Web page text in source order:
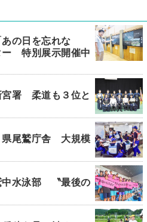
の日を忘れな
特別展示開催中
署 柔道も３位と
尾鷲庁舎 大規模
水泳部 〝最後の